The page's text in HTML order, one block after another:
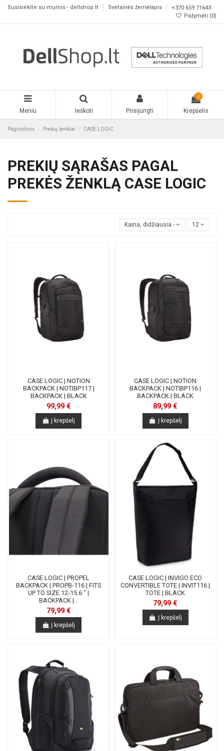
Susisiekite su mumis - dellshop.lt Svetainės žemėlapis
+370 659 71643
Pažymėti (0)
Meniu Ieškoti Prisijungti
0
Krepšelis
Pagrindinis Prekių ženklai CASE LOGIC
PREKIŲ SĄRAŠAS PAGAL
PREKĖS ŽENKLĄ CASE LOGIC
Kaina, didžiausia - mažiausia
12
CASE LOGIC | NOTION
BACKPACK | NOTIBP117 |
BACKPACK | BLACK
99,99 €
Į krepšelį
CASE LOGIC | NOTION
BACKPACK | NOTIBP116 |
BACKPACK | BLACK
89,99 €
Į krepšelį
CASE LOGIC | PROPEL
BACKPACK | PROPB-116 | FITS
UP TO SIZE 12-15.6 " |
BACKPACK |...
79,99 €
Į krepšelį
CASE LOGIC | INVIGO ECO
CONVERTIBLE TOTE | INVIT116 |
TOTE | BLACK
79,99 €
Į krepšelį